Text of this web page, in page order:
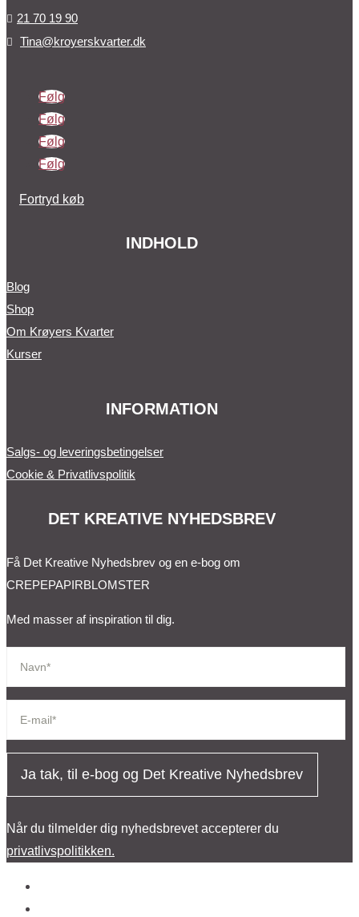
 21 70 19 90
 Tina@kroyerskvarter.dk
Følg
Følg
Følg
Følg
Fortryd køb
INDHOLD
Blog
Shop
Om Krøyers Kvarter
Kurser
INFORMATION
Salgs- og leveringsbetingelser
Cookie & Privatlivspolitik
DET KREATIVE NYHEDSBREV
Få Det Kreative Nyhedsbrev og en e-bog om
CREPEPAPIRBLOMSTER
Med masser af inspiration til dig.
Ja tak, til e-bog og Det Kreative Nyhedsbrev
Når du tilmelder dig nyhedsbrevet accepterer du
privatlivspolitikken.